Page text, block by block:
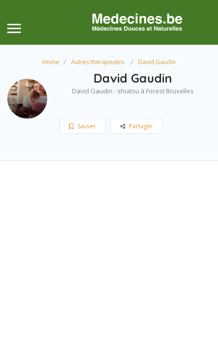
Home Autres thérapeutes David Gaudin
David Gaudin
David Gaudin - shiatsu à Forest Bruxelles
Sauver Partager